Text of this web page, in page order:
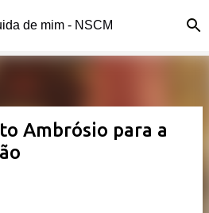
o conteúdo principal
de mim - NSCM
Ambrósio para a